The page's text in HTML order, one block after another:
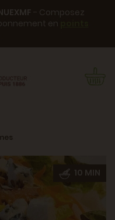
- Composez
en
10 MIN